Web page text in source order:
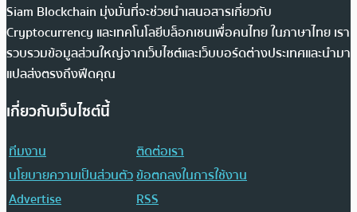
Siam Blockchain มุ่งมั่นที่จะช่วยนำเสนอสารเกี่ยวกับ
Cryptocurrency และเทคโนโลยีบล็อกเชนเพื่อคนไทย ในภาษาไทย เรา
รวบรวมข้อมูลส่วนใหญ่จากเว็บไซต์และเว็บบอร์ดต่างประเทศและนำมา
แปลส่งตรงถึงฟีดคุณ
เกี่ยวกับเว็บไซต์นี้
ทีมงาน
ติดต่อเรา
นโยบายความเป็นส่วนตัวข้อตกลงในการใช้งาน
Advertise
RSS